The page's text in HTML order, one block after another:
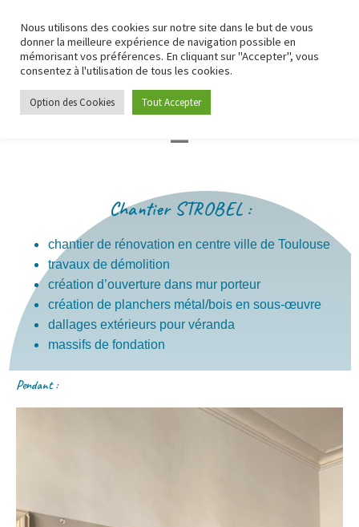
Chantier STROBEL :
chantier de rénovation en centre ville de Toulouse
travaux de démolition
création d’ouverture dans mur porteur
création de planchers métal/bois en sous-œuvre
dallages extérieurs pour véranda
massifs de fondation
Pendant :
Nous utilisons des cookies sur notre site dans le but de vous
donner la meilleure expérience de navigation possible en
mémorisant vos préférences. En cliquant sur "Accepter", vous
consentez à l'utilisation de tous les cookies.
Option des Cookies Tout Accepter